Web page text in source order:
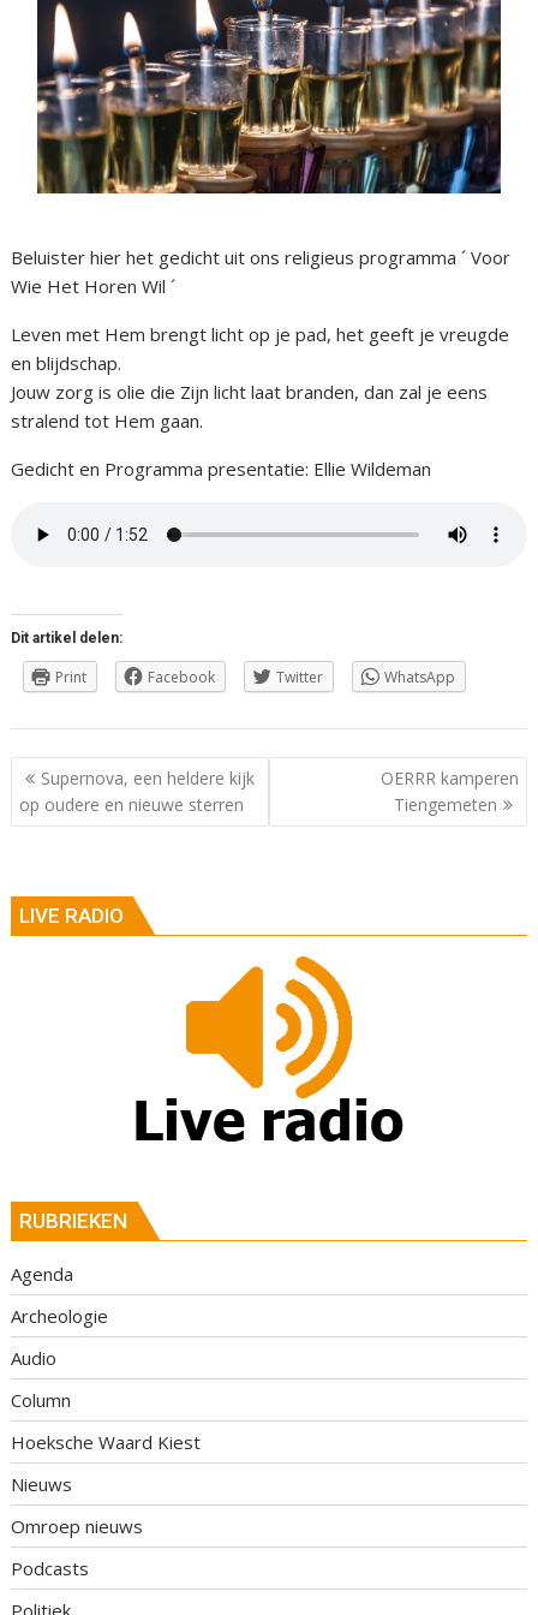
Beluister hier het gedicht uit ons religieus programma ´ Voor
Wie Het Horen Wil ´
Leven met Hem brengt licht op je pad, het geeft je vreugde
en blijdschap.
Jouw zorg is olie die Zijn licht laat branden, dan zal je eens
stralend tot Hem gaan.
Gedicht en Programma presentatie: Ellie Wildeman
Dit artikel delen:
Print Facebook Twitter WhatsApp
Berichtnavigatie
Supernova, een heldere kijk
op oudere en nieuwe sterren
OERRR kamperen
Tiengemeten
LIVE RADIO
RUBRIEKEN
Agenda
Archeologie
Audio
Column
Hoeksche Waard Kiest
Nieuws
Omroep nieuws
Podcasts
Politiek